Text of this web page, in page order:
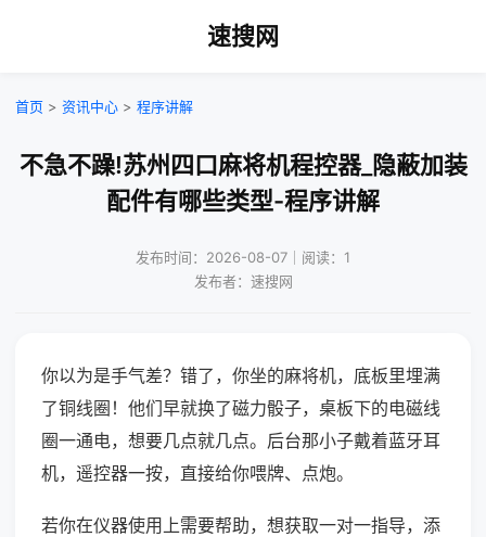
速搜网
首页 > 资讯中心 > 程序讲解
不急不躁!苏州四口麻将机程控器_隐蔽加装
配件有哪些类型-程序讲解
发布时间：2026-08-07｜阅读：1
发布者：速搜网
你以为是手气差？错了，你坐的麻将机，底板里埋满
了铜线圈！他们早就换了磁力骰子，桌板下的电磁线
圈一通电，想要几点就几点。后台那小子戴着蓝牙耳
机，遥控器一按，直接给你喂牌、点炮。
若你在仪器使用上需要帮助，想获取一对一指导，添